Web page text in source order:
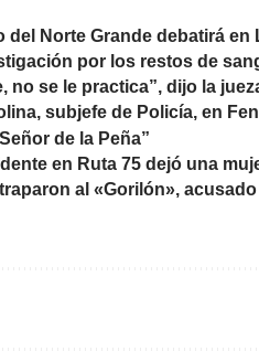
del Norte Grande debatirá en
por los restos de
no se le practica”, dijo la
subjefe de Policía, en
de la Peña”
en Ruta 75 dejó una
al «Gorilón»,